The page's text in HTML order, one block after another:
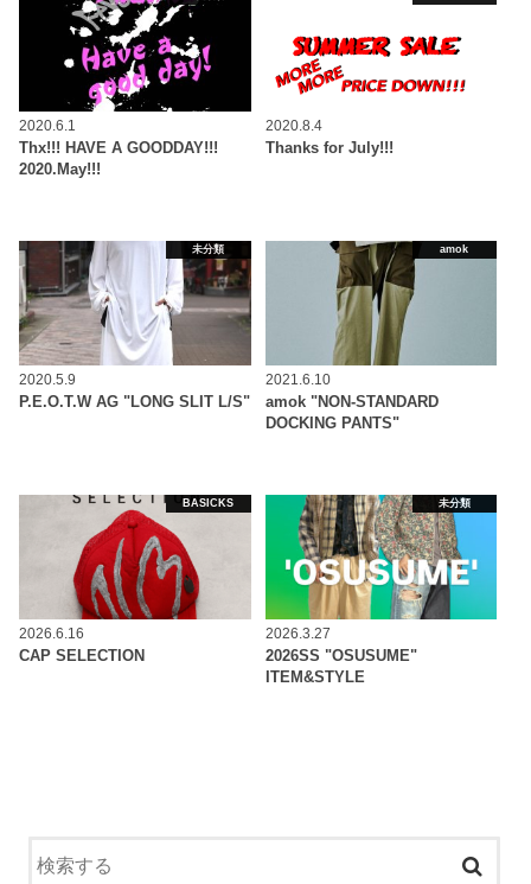
2020.6.1
Thx!!! HAVE A GOODDAY!!!
2020.May!!!
2020.8.4
Thanks for July!!!
未分類
2020.5.9
P.E.O.T.W AG "LONG SLIT L/S"
amok
2021.6.10
amok "NON-STANDARD
DOCKING PANTS"
BASICKS
2026.6.16
CAP SELECTION
未分類
2026.3.27
2026SS "OSUSUME"
ITEM&STYLE